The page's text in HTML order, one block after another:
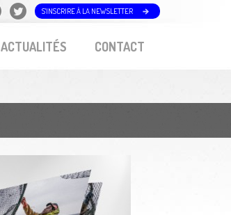
ACTUALITÉS CONTACT
S'INSCRIRE À LA NEWSLETTER